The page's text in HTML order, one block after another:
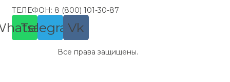
ТЕЛЕФОН: 8 (800) 101-30-87
Telegram
Vk
Все права защищены.